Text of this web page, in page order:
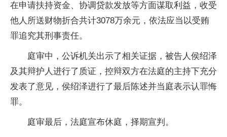
在申请扶持资金、协调贷款发放等方面谋取利益，收受
他人所送财物折合共计3078万余元，依法应当以受贿
罪追究其刑事责任。
庭审中，公诉机关出示了相关证据，被告人侯绍泽
及其辩护人进行了质证，控辩双方在法庭的主持下充分
发表了意见，侯绍泽进行了最后陈述并当庭表示认罪悔
罪。
庭审最后，法庭宣布休庭，择期宣判。